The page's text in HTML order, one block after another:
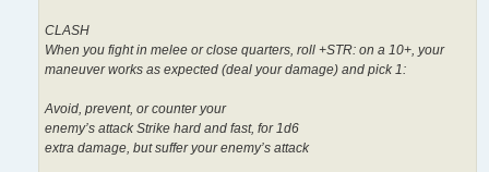
CLASH
When you fight in melee or close quarters, roll +STR: on a 10+, your
maneuver works as expected (deal your damage) and pick 1:
Avoid, prevent, or counter your
enemy’s attack Strike hard and fast, for 1d6
extra damage, but suffer your enemy’s attack